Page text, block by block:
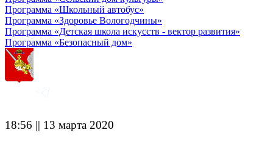
Программа «Школьный автобус»
Программа «Здоровье Вологодчины»
Программа «Детская школа искусств - вектор развития»
Программа «Безопасный дом»
18:56 || 13 марта 2020